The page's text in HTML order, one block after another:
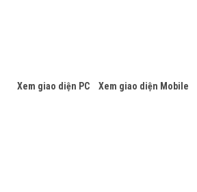
Xem giao diện PC Xem giao diện Mobile